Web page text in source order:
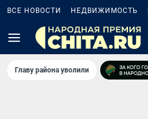
ВСЕ НОВОСТИ НЕДВИЖИМОСТЬ
Главу района уволили